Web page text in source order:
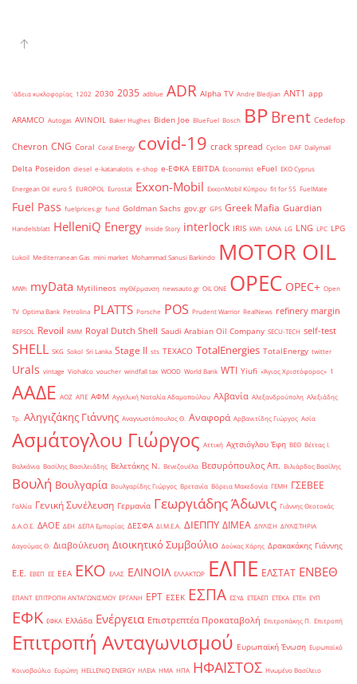
'άδεια κυκλοφορίας 1202 2030 2035 adblue ADR Alpha TV Andre Bledjian ANT1 app
ARAMCO Autogas AVINOIL Baker Hughes Biden Joe BlueFuel Bosch BPBrent Cedefop
Chevron CNG Coral Coral Energy covid-19 crack spread Cyclon DAF Dailymail
Delta Poseidon diesel e-katanalotis e-shop e-ΕΦΚΑ EBITDA Economist eFuel EKO Cyprus
Energean Oil euro 5 EUROPOL Eurostat Exxon-Mobil ExxonMobil Κύπρου fit for 55 FuelMate
Fuel Pass fuelprices.gr fund Goldman Sachs gov.gr GPS Greek Mafia Guardian
Handelsblatt HelleniQ Energy Inside Story interlock IRIS kWh LANA LG LNG LPC LPG
Lukoil Mediterranean Gas mini market Mohammad Sanusi Barkindo MOTOR OIL
MWh myData Mytilineos myΘέρμανση newsauto.gr OIL ONE OPEC OPEC+ Open
TV Optima Bank Petrolina PLATTS Porsche POS Prudent Warrior RealNews refinery margin
REPSOL Revoil RMM Royal Dutch Shell Saudi Arabian Oil Company SECU-TECH self-test
SHELL SKG Sokol Sri Lanka Stage II sts TEXACO TotalEnergies TotalEnergy twitter
Urals vintage Viohalco voucher windfall tax WOOD World Bank WTI Yiufi «Άγιος Χριστόφορος» ΄1
ΑΑΔΕ ΑΟΖ ΑΠΕ ΑΦΜ Αγγελική Ναταλία Αδαμοπούλου Αλβανία Αλεξανδρούπολη Αλεξιάδης
Τρ. Αληγιζάκης Γιάννης Αναγνωστόπουλος Θ. Αναφορά Αρβανιτίδης Γιώργος Ασία
Ασμάτογλου Γιώργος Αττική Αχτσιόγλου Έφη ΒΕΘ Βέττας Ι.
Βαλκάνια Βασίλης Βασιλειάδης Βελετάκης Ν. Βενεζουέλα Βεσυρόπουλος Απ. Βιλιάρδος Βασίλης
Βουλή Βουλγαρία Βουλγαρίδης Γιώργος Βρετανία Βόρεια Μακεδονία ΓΕΜΗ ΓΣΕΒΕΕ
Γαλλία Γενική Συνέλευση Γερμανία Γεωργιάδης Άδωνις Γιάννης Θεοτοκάς
Δ.Α.Ο.Ε. ΔΑΟΕ ΔΕΗ ΔΕΠΑ Εμπορίας ΔΕΣΦΑ ΔΙ.Μ.Ε.Α. ΔΙΕΠΠΥ ΔΙΜΕΑ ΔΙΥΛΙΣΗ ΔΙΥΛΙΣΤΗΡΙΑ
Δαγούμας Θ. Διαβούλευση Διοικητικό Συμβούλιο Δούκας Χάρης Δρακακάκης Γιάννης
Ε.Ε. ΕΒΕΠ ΕΕ ΕΕΑ ΕΚΟ ΕΛΑΣ ΕΛΙΝΟΙΛ ΕΛΛΑΚΤΩΡ ΕΛΠΕ ΕΛΣΤΑΤ ΕΝΒΕΘ
ΕΠΑΝΤ ΕΠΙΤΡΟΠΗ ΑΝΤΑΓΩΝΙΣΜΟΥ ΕΡΓΑΝΗ ΕΡΤ ΕΣΕΚ ΕΣΠΑ ΕΣΥΔ ΕΤΕΑΕΠ ΕΤΕΚΑ ΕΤΕπ ΕΥΠ
ΕΦΚ ΕΦΚΑ Ελλάδα Ενέργεια Επιστρεπτέα Προκαταβολή Επιτροπάκης Π. Επιτροπή
Επιτροπή Ανταγωνισμού Ευρωπαϊκή Ένωση Ευρωπαϊκό
Κοινοβούλιο Ευρώπη ΗELLENiQ ENERGY ΗΛΕΙΑ ΗΜΑ ΗΠΑ ΗΦΑΙΣΤΟΣ Ηνωμένο Βασίλειο